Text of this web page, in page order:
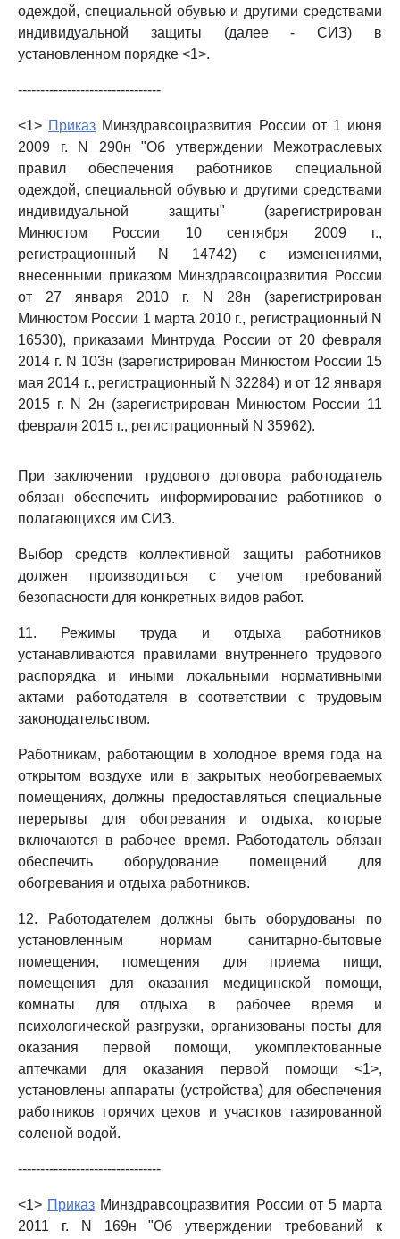
одеждой, специальной обувью и другими средствами
индивидуальной защиты (далее - СИЗ) в
установленном порядке <1>.
--------------------------------
<1> Приказ Минздравсоцразвития России от 1 июня
2009 г. N 290н "Об утверждении Межотраслевых
правил обеспечения работников специальной
одеждой, специальной обувью и другими средствами
индивидуальной защиты" (зарегистрирован
Минюстом России 10 сентября 2009 г.,
регистрационный N 14742) с изменениями,
внесенными приказом Минздравсоцразвития России
от 27 января 2010 г. N 28н (зарегистрирован
Минюстом России 1 марта 2010 г., регистрационный N
16530), приказами Минтруда России от 20 февраля
2014 г. N 103н (зарегистрирован Минюстом России 15
мая 2014 г., регистрационный N 32284) и от 12 января
2015 г. N 2н (зарегистрирован Минюстом России 11
февраля 2015 г., регистрационный N 35962).
При заключении трудового договора работодатель
обязан обеспечить информирование работников о
полагающихся им СИЗ.
Выбор средств коллективной защиты работников
должен производиться с учетом требований
безопасности для конкретных видов работ.
11. Режимы труда и отдыха работников
устанавливаются правилами внутреннего трудового
распорядка и иными локальными нормативными
актами работодателя в соответствии с трудовым
законодательством.
Работникам, работающим в холодное время года на
открытом воздухе или в закрытых необогреваемых
помещениях, должны предоставляться специальные
перерывы для обогревания и отдыха, которые
включаются в рабочее время. Работодатель обязан
обеспечить оборудование помещений для
обогревания и отдыха работников.
12. Работодателем должны быть оборудованы по
установленным нормам санитарно-бытовые
помещения, помещения для приема пищи,
помещения для оказания медицинской помощи,
комнаты для отдыха в рабочее время и
психологической разгрузки, организованы посты для
оказания первой помощи, укомплектованные
аптечками для оказания первой помощи <1>,
установлены аппараты (устройства) для обеспечения
работников горячих цехов и участков газированной
соленой водой.
--------------------------------
<1> Приказ Минздравсоцразвития России от 5 марта
2011 г. N 169н "Об утверждении требований к